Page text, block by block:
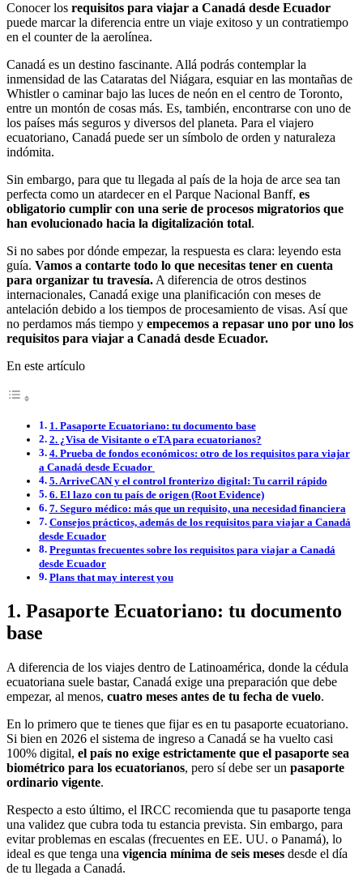
Conocer los requisitos para viajar a Canadá desde Ecuador
puede marcar la diferencia entre un viaje exitoso y un contratiempo
en el counter de la aerolínea.
Canadá es un destino fascinante. Allá podrás contemplar la
inmensidad de las Cataratas del Niágara, esquiar en las montañas de
Whistler o caminar bajo las luces de neón en el centro de Toronto,
entre un montón de cosas más. Es, también, encontrarse con uno de
los países más seguros y diversos del planeta. Para el viajero
ecuatoriano, Canadá puede ser un símbolo de orden y naturaleza
indómita.
Sin embargo, para que tu llegada al país de la hoja de arce sea tan
perfecta como un atardecer en el Parque Nacional Banff, es
obligatorio cumplir con una serie de procesos migratorios que
han evolucionado hacia la digitalización total.
Si no sabes por dónde empezar, la respuesta es clara: leyendo esta
guía. Vamos a contarte todo lo que necesitas tener en cuenta
para organizar tu travesía.A diferencia de otros destinos
internacionales, Canadá exige una planificación con meses de
antelación debido a los tiempos de procesamiento de visas. Así que
no perdamos más tiempo y empecemos a repasar uno por uno los
requisitos para viajar a Canadá desde Ecuador.
En este artículo
1. Pasaporte Ecuatoriano: tu documento base
2. ¿Visa de Visitante o eTA para ecuatorianos?
4. Prueba de fondos económicos: otro de los requisitos para viajar
a Canadá desde Ecuador
5. ArriveCAN y el control fronterizo digital: Tu carril rápido
6. El lazo con tu país de origen (Root Evidence)
7. Seguro médico: más que un requisito, una necesidad financiera
Consejos prácticos, además de los requisitos para viajar a Canadá
desde Ecuador
Preguntas frecuentes sobre los requisitos para viajar a Canadá
desde Ecuador
Plans that may interest you
1. Pasaporte Ecuatoriano: tu documento
base
A diferencia de los viajes dentro de Latinoamérica, donde la cédula
ecuatoriana suele bastar, Canadá exige una preparación que debe
empezar, al menos, cuatro meses antes de tu fecha de vuelo.
En lo primero que te tienes que fijar es en tu pasaporte ecuatoriano.
Si bien en 2026 el sistema de ingreso a Canadá se ha vuelto casi
100% digital, el país no exige estrictamente que el pasaporte sea
biométrico para los ecuatorianos, pero sí debe ser un pasaporte
ordinario vigente.
Respecto a esto último, el IRCC recomienda que tu pasaporte tenga
una validez que cubra toda tu estancia prevista. Sin embargo, para
evitar problemas en escalas (frecuentes en EE. UU. o Panamá), lo
ideal es que tenga una vigencia mínima de seis meses desde el día
de tu llegada a Canadá.